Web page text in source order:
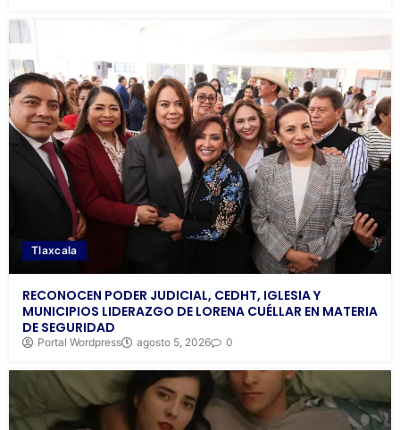
Tlaxcala
RECONOCEN PODER JUDICIAL, CEDHT, IGLESIA Y
MUNICIPIOS LIDERAZGO DE LORENA CUÉLLAR EN MATERIA
DE SEGURIDAD
Portal Wordpress agosto 5, 2026 0